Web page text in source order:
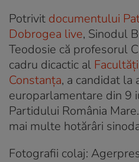
Potrivit documentului
Dobrogea live, Sinodul
Teodosie că profesorul
cadru dicactic al
Constanța, a candidat la
europarlamentare din 9
Partidului România
mai multe hotărâri
Fotografii colaj: